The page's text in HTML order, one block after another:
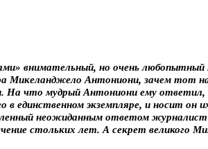
внимательный, но очень
Микеланджело Антониони, зачем тот
На что мудрый Антониони ему
в единственном экземпляре, и носит он
неожиданным ответом журналист
стольких лет. А секрет великого